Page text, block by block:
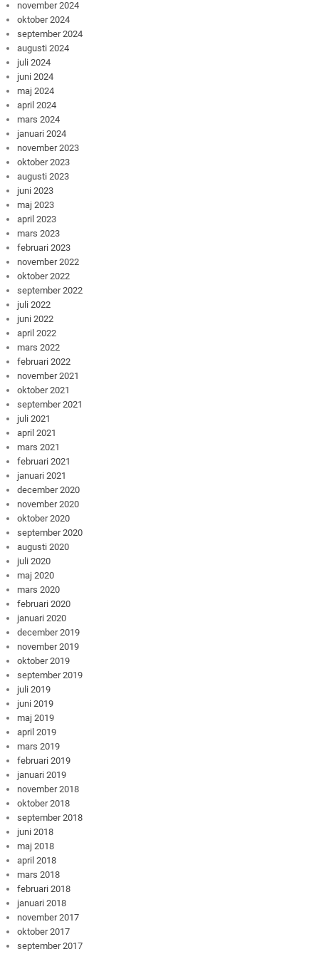
november 2024
oktober 2024
september 2024
augusti 2024
juli 2024
juni 2024
maj 2024
april 2024
mars 2024
januari 2024
november 2023
oktober 2023
augusti 2023
juni 2023
maj 2023
april 2023
mars 2023
februari 2023
november 2022
oktober 2022
september 2022
juli 2022
juni 2022
april 2022
mars 2022
februari 2022
november 2021
oktober 2021
september 2021
juli 2021
april 2021
mars 2021
februari 2021
januari 2021
december 2020
november 2020
oktober 2020
september 2020
augusti 2020
juli 2020
maj 2020
mars 2020
februari 2020
januari 2020
december 2019
november 2019
oktober 2019
september 2019
juli 2019
juni 2019
maj 2019
april 2019
mars 2019
februari 2019
januari 2019
november 2018
oktober 2018
september 2018
juni 2018
maj 2018
april 2018
mars 2018
februari 2018
januari 2018
november 2017
oktober 2017
september 2017